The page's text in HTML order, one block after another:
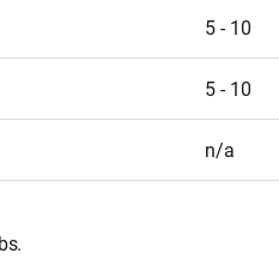
5 - 10
5 - 10
n/a